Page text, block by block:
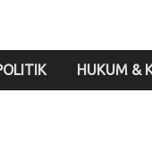
HUKUM &